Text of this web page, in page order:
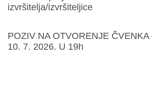
izvršitelja/izvršiteljice
POZIV NA OTVORENJE ČVENKA
10. 7. 2026. U 19h